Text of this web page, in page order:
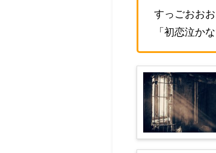
すっごおお
「初恋泣か